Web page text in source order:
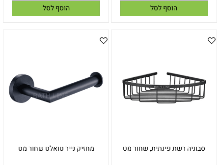
הוסף לסל הוסף לסל
סבוניה רשת פינתית, שחור מט מחזיק נייר טואלט שחור מט